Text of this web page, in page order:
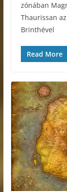
zónában
Thaurissan
Brinthével
Read More